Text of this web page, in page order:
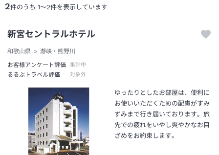
2件のうち 1～2件を表示しています
新宮セントラルホテル
和歌山県
瀞峡・熊野川
お客様アンケート評価
集計中
るるぶトラベル評価 対象外
ゆったりとしたお部屋は、便利に
お使いいただくための配慮がすみ
ずみまで行き届いております。旅
先での疲れをいやし爽やかなお目
ざめをお約束します。